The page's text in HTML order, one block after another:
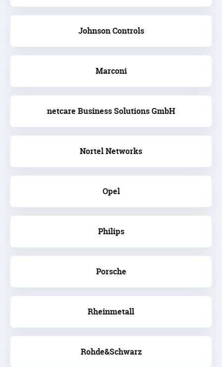
Johnson Controls
Marconi
netcare Business Solutions GmbH
Nortel Networks
Opel
Philips
Porsche
Rheinmetall
Rohde&Schwarz